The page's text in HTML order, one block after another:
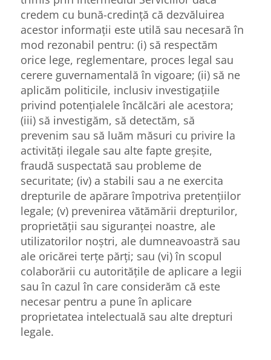
credem cu bună-credință că dezvăluirea
acestor informații este utilă sau necesară în
mod rezonabil pentru: (i) să respectăm
orice lege, reglementare, proces legal sau
cerere guvernamentală în vigoare; (ii) să ne
aplicăm politicile, inclusiv investigațiile
privind potențialele încălcări ale acestora;
(iii) să investigăm, să detectăm, să
prevenim sau să luăm măsuri cu privire la
activități ilegale sau alte fapte greșite,
fraudă suspectată sau probleme de
securitate; (iv) a stabili sau a ne exercita
drepturile de apărare împotriva pretențiilor
legale; (v) prevenirea vătămării drepturilor,
proprietății sau siguranței noastre, ale
utilizatorilor noștri, ale dumneavoastră sau
ale oricărei terțe părți; sau (vi) în scopul
colaborării cu autoritățile de aplicare a legii
sau în cazul în care considerăm că este
necesar pentru a pune în aplicare
proprietatea intelectuală sau alte drepturi
legale.